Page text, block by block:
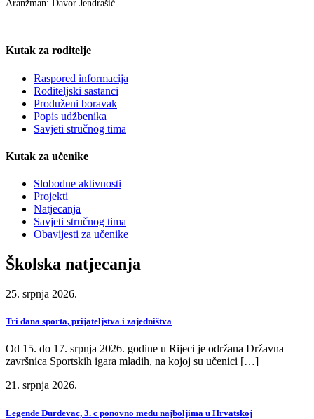
Aranžman: Davor Jendrašić
Kutak za roditelje
Raspored informacija
Roditeljski sastanci
Produženi boravak
Popis udžbenika
Savjeti stručnog tima
Kutak za učenike
Slobodne aktivnosti
Projekti
Natjecanja
Savjeti stručnog tima
Obavijesti za učenike
Školska natjecanja
25. srpnja 2026.
Tri dana sporta, prijateljstva i zajedništva
Od 15. do 17. srpnja 2026. godine u Rijeci je održana Državna
završnica Sportskih igara mladih, na kojoj su učenici […]
21. srpnja 2026.
Legende Đurđevac, 3. c ponovno među najboljima u Hrvatskoj